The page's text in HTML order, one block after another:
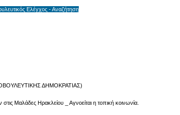
Ελέγχος - Αναζήτηση
ΔΗΜΟΚΡΑΤΙΑΣ)
Μαλάδες Ηρακλείου _ Αγνοείται η τοπική κοινωνία.